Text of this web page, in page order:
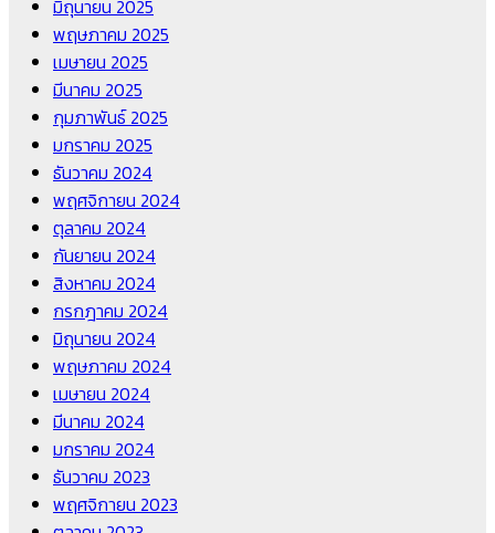
มิถุนายน 2025
พฤษภาคม 2025
เมษายน 2025
มีนาคม 2025
กุมภาพันธ์ 2025
มกราคม 2025
ธันวาคม 2024
พฤศจิกายน 2024
ตุลาคม 2024
กันยายน 2024
สิงหาคม 2024
กรกฎาคม 2024
มิถุนายน 2024
พฤษภาคม 2024
เมษายน 2024
มีนาคม 2024
มกราคม 2024
ธันวาคม 2023
พฤศจิกายน 2023